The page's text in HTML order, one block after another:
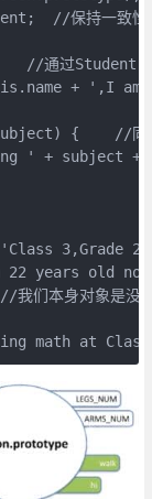
//保持一致性，
过
+ ',I
{    //同时
' + subject +
3,Grade
years old
身对象是没有
math at Class